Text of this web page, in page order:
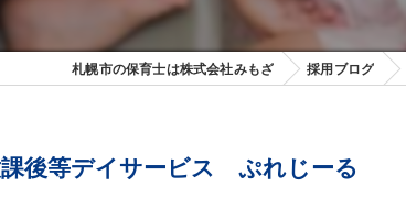
札幌市の保育士は株式会社みもざ 採用ブログ
後等デイサービス ぷれじーる